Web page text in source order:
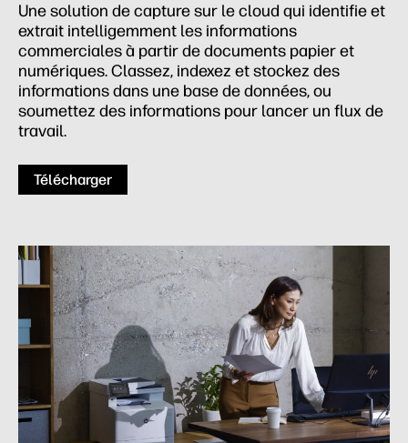
Une solution de capture sur le cloud qui identifie et
extrait intelligemment les informations
commerciales à partir de documents papier et
numériques. Classez, indexez et stockez des
informations dans une base de données, ou
soumettez des informations pour lancer un flux de
travail.
Télécharger